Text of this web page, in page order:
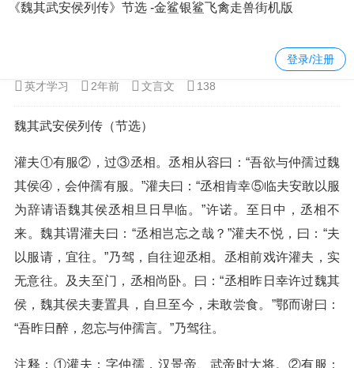
《魏其武安侯列传》节选 -金鲨银鲨飞禽走兽街机版
登录/注册
> 正文内容
英才学习 2年前 文言文 138
魏其武安侯列传（节选）
灌夫①有服②，过③丞相。丞相从容曰：“吾欲与仲孺过魏
其侯④，会仲孺有服。”灌夫曰：“丞相肯幸⑤临夫安敢以服
为辞请语魏其侯丞相旦日早临。”许诺。至日中，丞相不
来。魏其谓灌夫曰：“丞相岂忘之哉？”灌夫不悦，曰：“夫
以服请，宜往。”乃驾，自往迎丞相。丞相前戏许灌夫，实
无意往。及夫至门，丞相尚卧。曰：“丞相昨日幸许过魏其
侯，魏其侯夫妻置具，自旦至今，未敢尝食。”鄂而谢曰：
“吾昨日醉，忽忘与仲孺言。”乃驾往。
注释：①灌夫：字仲孺，汉景帝、武帝时大将。②有服：